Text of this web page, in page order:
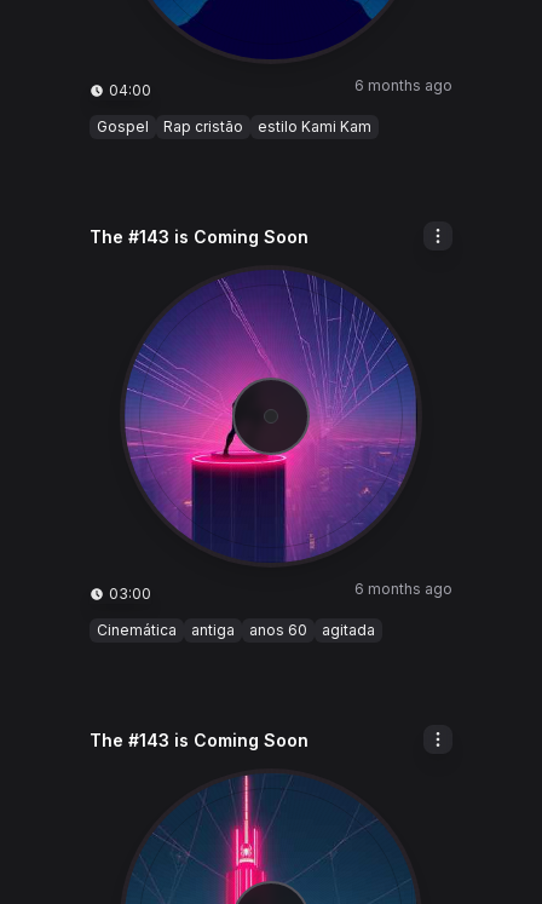
04:00 6 months ago
Gospel Rap cristão estilo Kami Kam
The #143 is Coming Soon
03:00 6 months ago
Cinemática antiga anos 60 agitada
The #143 is Coming Soon